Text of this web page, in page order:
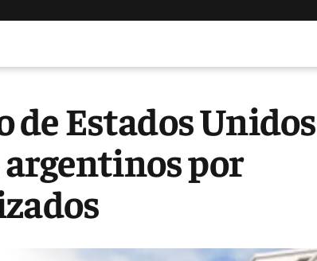
de Estados Unidos
por